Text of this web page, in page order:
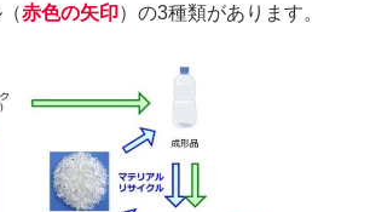
赤色の矢印）の3種類があります。